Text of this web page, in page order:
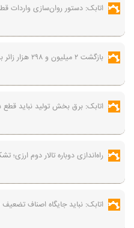
اتابک: دستور روان‌سازی واردات
بازگشت ۲ میلیون و ۲۹۸ هزار زائر به کشور
اتابک: برق بخش تولید نباید قطع
راه‌اندازی دوباره تالار دوم
اتابک: نباید جایگاه اصناف